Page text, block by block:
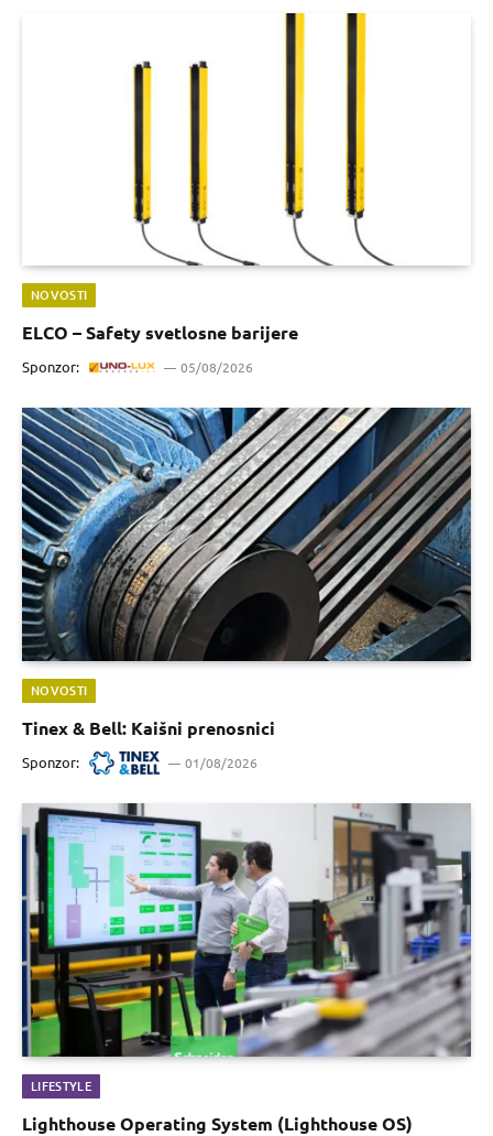
NOVOSTI
ELCO – Safety svetlosne barijere
Sponzor: 05/08/2026
NOVOSTI
Tinex & Bell: Kaišni prenosnici
Sponzor: 01/08/2026
LIFESTYLE
Lighthouse Operating System (Lighthouse OS)